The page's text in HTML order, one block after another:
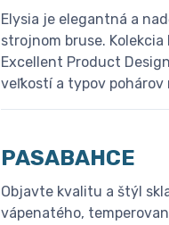
Elysia je elegantná a
strojnom bruse.
Excellent Product
veľkostí a typov pohárov
PASABAHCE
Objavte kvalitu a štýl
vápenatého,